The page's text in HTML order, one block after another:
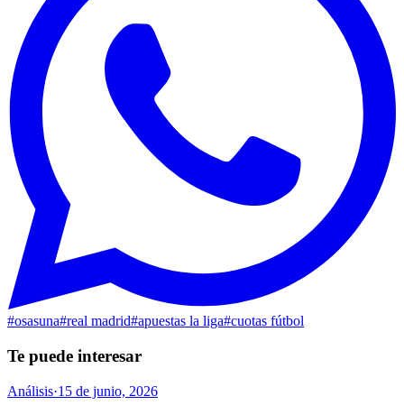
#osasuna#real madrid#apuestas la liga#cuotas fútbol
Te puede interesar
Análisis·15 de junio, 2026